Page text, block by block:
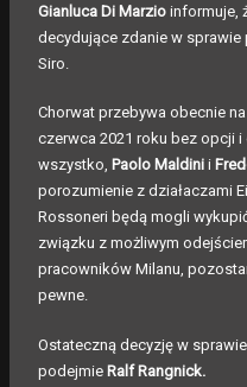
Gianluca Di Marzio informuje,
decydujące zdanie w sprawie
Siro.
Chorwat przebywa obecnie
czerwca 2021 roku bez opcji
wszystko, Paolo Maldini i
porozumienie z działaczami
Rossoneri będą mogli
związku z możliwym
pracowników Milanu,
pewne.
Ostateczną decyzję w
podejmie Ralf Rangnick.